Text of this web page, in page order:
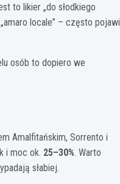
to likier „do słodkiego
locale” – często pojawi
osób to dopiero we
Amalfitańskim, Sorrento i
i moc ok. 25–30%. Warto
słabiej.